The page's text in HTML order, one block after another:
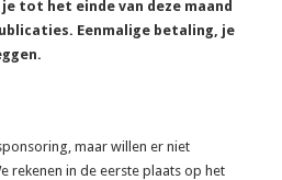
je tot het einde van deze maand
Eenmalige betaling, je
maar willen er niet
rekenen in de eerste plaats op het